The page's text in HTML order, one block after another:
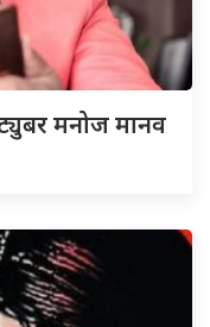
मनोज मानव